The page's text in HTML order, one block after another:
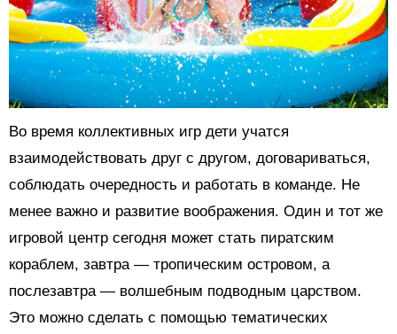
Во время коллективных игр дети учатся
взаимодействовать друг с другом, договариваться,
соблюдать очередность и работать в команде. Не
менее важно и развитие воображения. Один и тот же
игровой центр сегодня может стать пиратским
кораблем, завтра — тропическим островом, а
послезавтра — волшебным подводным царством.
Это можно сделать с помощью тематических